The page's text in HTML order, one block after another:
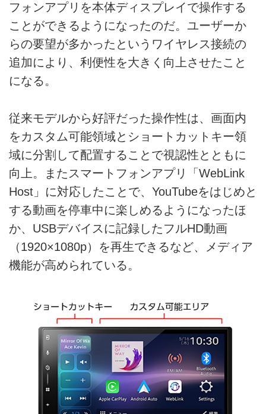
フォンアプリを本体ディスプレイで操作する
ことができるようになったのだ。ユーザーか
らの要望が多かったというワイヤレス接続の
追加により、利便性を大きく向上させたこと
になる。
従来モデルから好評だった操作性は、画面内
をカスタム可能領域とショートカットキー領
域に分割して配置することで視認性とともに
向上。またスマートフォンアプリ「WebLink
Host」に対応したことで、YouTubeをはじめと
する動画を停車中に楽しめるようになったほ
か、USBデバイスに記録したフルHD動画
（1920×1080p）を再生できるなど、メディア
機能が高められている。